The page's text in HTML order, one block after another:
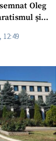
Oleg
și
12:49